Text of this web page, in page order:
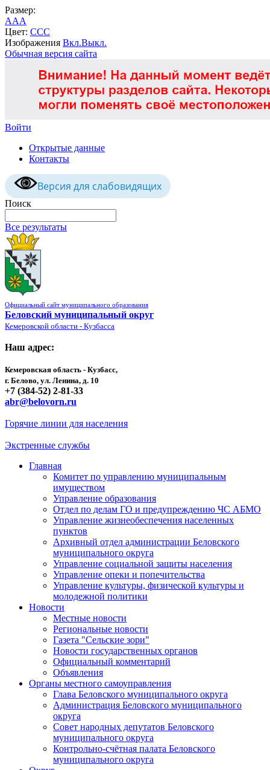
Размер:
AAA
Цвет: CCC
Изображения Вкл.Выкл.
Обычная версия сайта
Войти
Открытые данные
Контакты
Версия для слабовидящих
Поиск
Все результаты
Официальный сайт муниципального образования
Беловский муниципальный округ
Кемеровской области - Кузбасса
Наш адрес:
Кемеровская область - Кузбасс,
г. Белово, ул. Ленина, д. 10
+7 (384-52) 2-81-33
abr@belovorn.ru
Горячие линии для населения
Экстренные службы
Главная
Комитет по управлению муниципальным
имуществом
Управление образования
Отдел по делам ГО и предупреждению ЧС АБМО
Управление жизнеобеспечения населенных
пунктов
Архивный отдел администрации Беловского
муниципального округа
Управление социальной защиты населения
Управление опеки и попечительства
Управление культуры, физической культуры и
молодежной политики
Новости
Местные новости
Региональные новости
Газета "Сельские зори"
Новости государственных органов
Официальный комментарий
Объявления
Органы местного самоуправления
Глава Беловского муниципального округа
Администрация Беловского муниципального
округа
Совет народных депутатов Беловского
муниципального округа
Контрольно-счётная палата Беловского
муниципального округа